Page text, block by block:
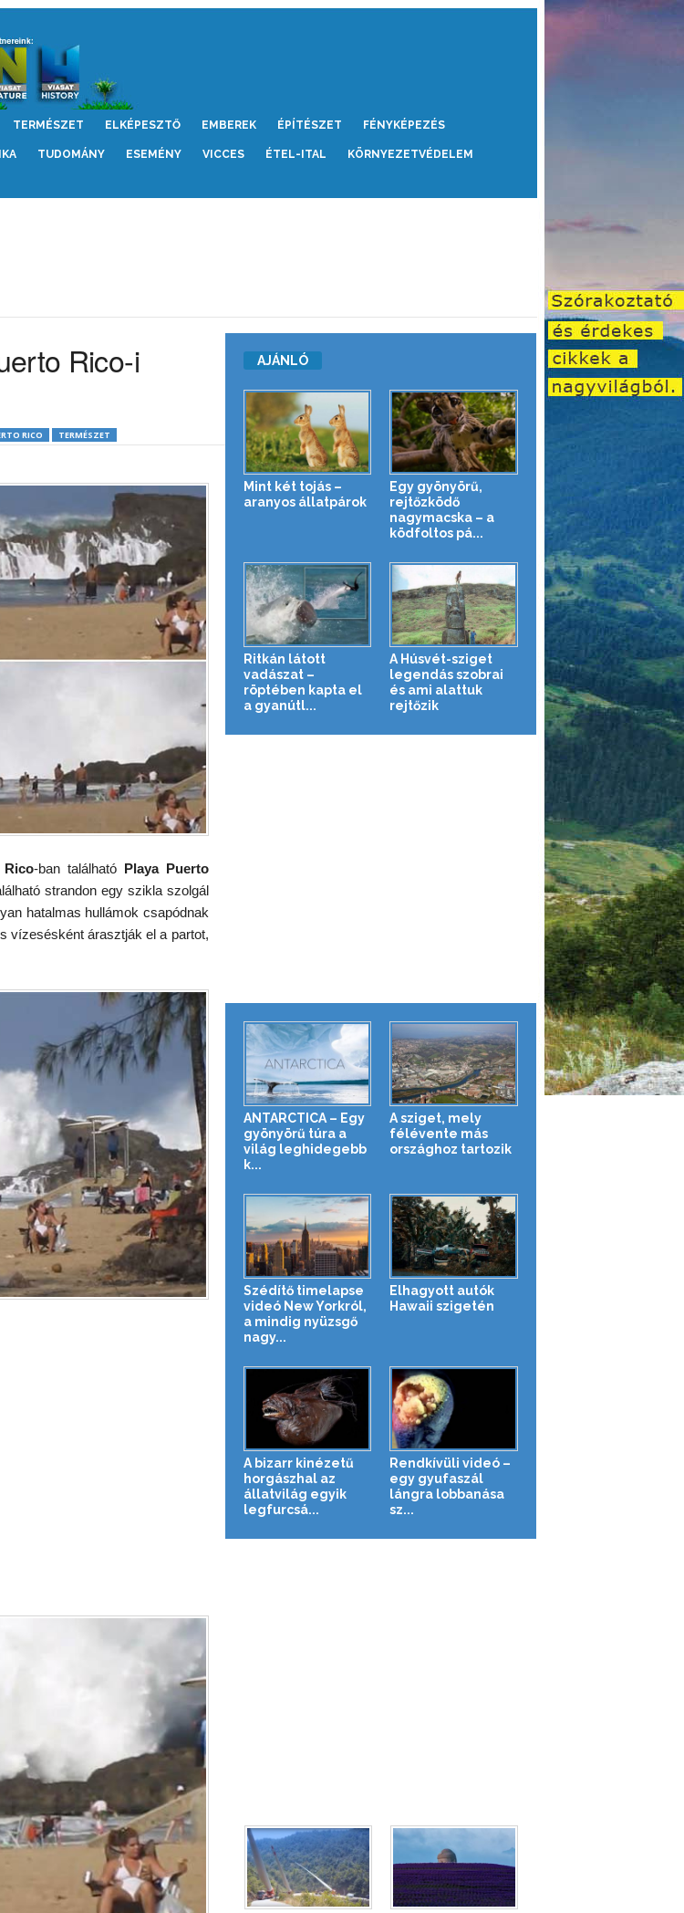
TERMÉSZET ELKÉPESZTŐ EMBEREK ÉPÍTÉSZET FÉNYKÉPEZÉS
TUDOMÁNY ESEMÉNY VICCES ÉTEL-ITAL KÖRNYEZETVÉDELEM
Rico-i
RICO TERMÉSZET
Rico-ban található Playa Puerto
strandon egy szikla szolgál
hatalmas hullámok csapódnak
vízesésként árasztják el a partot,
AJÁNLÓ
Mint két tojás –
aranyos állatpárok
Egy gyönyörű,
rejtőzködő
nagymacska – a
ködfoltos pá...
Ritkán látott
vadászat –
röptében kapta el
a gyanútl...
A Húsvét-sziget
legendás szobrai
és ami alattuk
rejtőzik
ANTARCTICA – Egy
gyönyörű túra a
világ leghidegebb
k...
A sziget, mely
félévente más
országhoz tartozik
Szédítő timelapse
videó New Yorkról,
a mindig nyüzsgő
nagy...
Elhagyott autók
Hawaii szigetén
A bizarr kinézetű
horgászhal az
állatvilág egyik
legfurcsá...
Rendkívüli videó –
egy gyufaszál
lángra lobbanása
sz...